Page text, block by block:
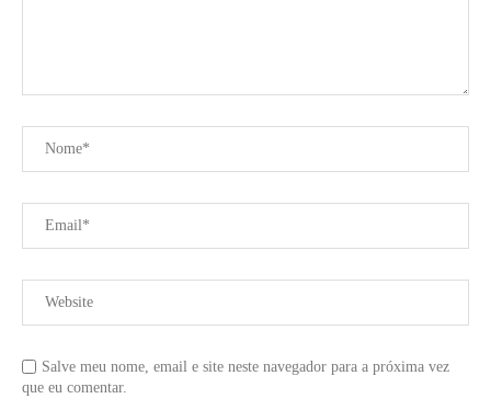
Salve meu nome, email e site neste navegador para a próxima vez
que eu comentar.